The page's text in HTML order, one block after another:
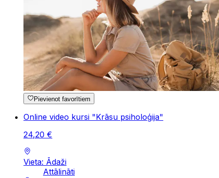
Pievienot favorītiem
Online video kursi "Krāsu psiholoģija"
24,20 €
Vieta: Ādaži
Attālināti